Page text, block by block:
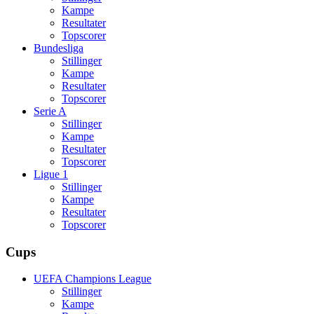
Kampe
Resultater
Topscorer
Bundesliga
Stillinger
Kampe
Resultater
Topscorer
Serie A
Stillinger
Kampe
Resultater
Topscorer
Ligue 1
Stillinger
Kampe
Resultater
Topscorer
Cups
UEFA Champions League
Stillinger
Kampe